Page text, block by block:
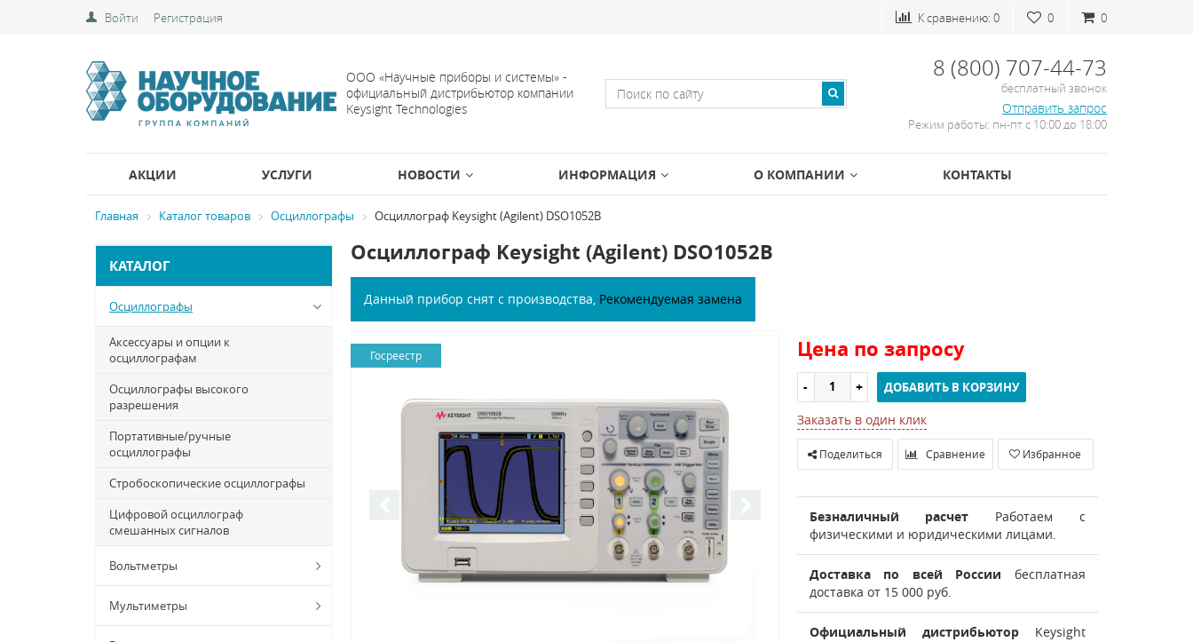
Войти Регистрация 0
0
К сравнению: 0
ООО «Научные приборы и системы» -
официальный дистрибьютор компании
Keysight Technologies
8 (800) 707-44-73
бесплатный звонок
Отправить запрос
Режим работы: пн-пт с 10:00 до 18:00
АКЦИИ УСЛУГИ НОВОСТИ ИНФОРМАЦИЯ О КОМПАНИИ КОНТАКТЫ
Главная Каталог товаров Осциллографы Осциллограф Keysight (Agilent) DSO1052B
КАТАЛОГ
Осциллографы
Аксессуары и опции к
осциллографам
Осциллографы высокого
разрешения
Портативные/ручные
осциллографы
Стробоскопические осциллографы
Цифровой осциллограф
смешанных сигналов
Вольтметры
Мультиметры
Осциллограф Keysight (Agilent) DSO1052B
Данный прибор снят с производства, Рекомендуемая замена
Госреестр Цена по запросу
ДОБАВИТЬ В КОРЗИНУ
Заказать в один клик
Поделиться Сравнение Избранное
Безналичный расчет Работаем с
физическими и юридическими лицами.
Доставка по всей России бесплатная
доставка от 15 000 руб.
Официальный дистрибьюторKeysight